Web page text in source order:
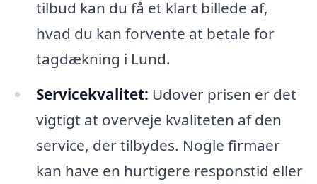
tilbud kan du få et klart billede af,
hvad du kan forvente at betale for
tagdækning i Lund.
Servicekvalitet: Udover prisen er det
vigtigt at overveje kvaliteten af den
service, der tilbydes. Nogle firmaer
kan have en hurtigere responstid eller